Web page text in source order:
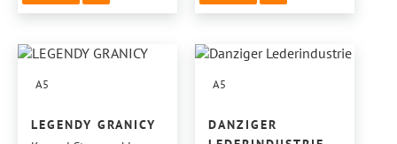
A5
LEGENDY GRANICY
A5
DANZIGER